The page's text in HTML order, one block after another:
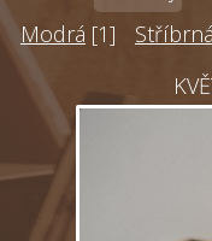
Modrá [1] Stříbrná